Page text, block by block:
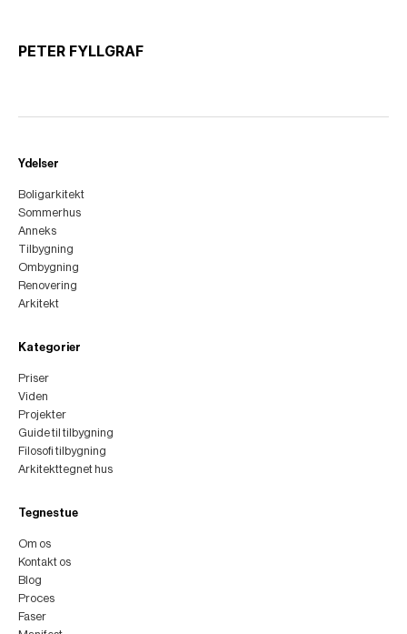
PETER FYLLGRAF
Ydelser
Boligarkitekt
Sommerhus
Anneks
Tilbygning
Ombygning
Renovering
Arkitekt
Kategorier
Priser
Viden
Projekter
Guide til tilbygning
Filosofi tilbygning
Arkitekttegnet hus
Tegnestue
Om os
Kontakt os
Blog
Proces
Faser